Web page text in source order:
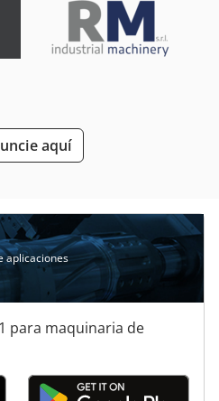
Band Resaw
aquí
aplicaciones
para maquinaria de